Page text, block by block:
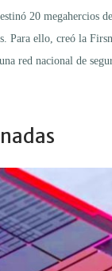
20 megahercios
Para ello, creó la
red nacional de